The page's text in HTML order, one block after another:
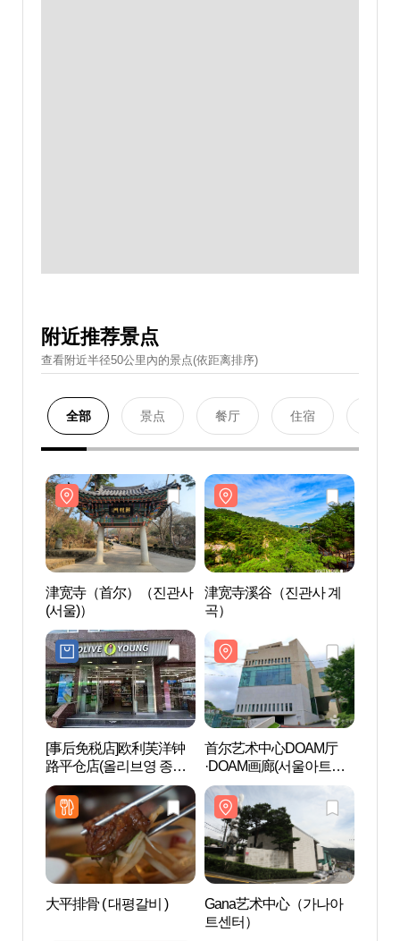
附近推荐景点
查看附近半径50公里內的景点(依距离排序)
全部 景点 餐厅 住宿
津宽寺（首尔）（진관사
(서울)）
津宽寺溪谷（진관사 계
곡）
[事后免税店]欧利芙洋钟
路平仓店(올리브영 종로
평창점)
首尔艺术中心DOAM厅
·DOAM画廊(서울아트센
터 도암홀·도암갤러리)
大平排骨 ( 대평갈비 )
Gana艺术中心（가나아
트센터）